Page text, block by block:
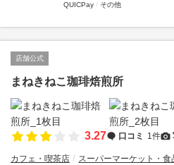
QUICPay
その他
店舗公式
まねきねこ珈琲焙煎所
3.27 口コミ 1件
カフェ・喫茶店 スーパーマーケット・食